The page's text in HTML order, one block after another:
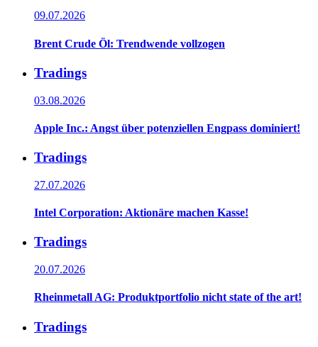
09.07.2026
Brent Crude Öl: Trendwende vollzogen
Tradings
03.08.2026
Apple Inc.: Angst über potenziellen Engpass dominiert!
Tradings
27.07.2026
Intel Corporation: Aktionäre machen Kasse!
Tradings
20.07.2026
Rheinmetall AG: Produktportfolio nicht state of the art!
Tradings